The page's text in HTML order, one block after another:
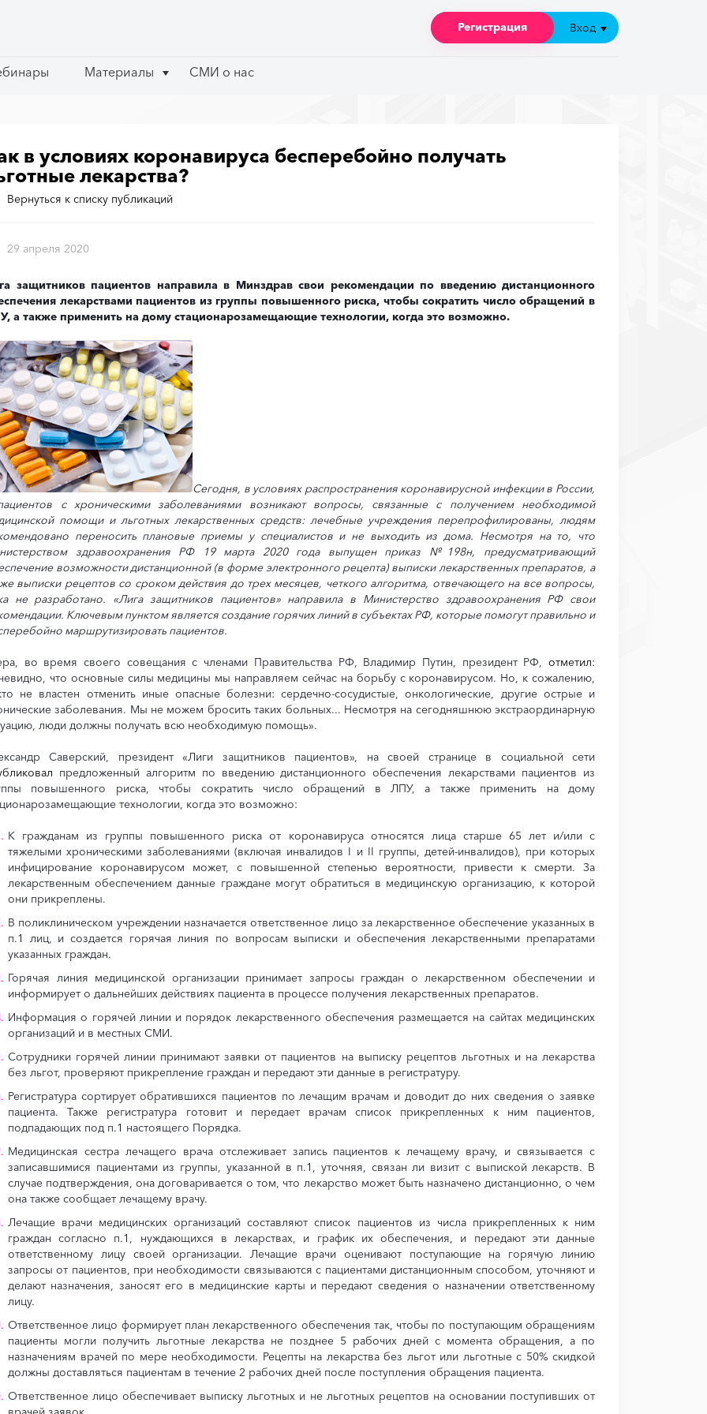
Материалы СМИ о нас
Регистрация Вход
Материалы СМИ о нас
Регистрация Вход
в условиях коронавируса бесперебойно получать
лекарства?
Вернуться к списку публикаций
29 апреля 2020
защитников пациентов направила в Минздрав свои рекомендации по введению дистанционного
лекарствами пациентов из группы повышенного риска, чтобы сократить число обращений в
а также применить на дому стационарозамещающие технологии, когда это возможно.
Сегодня, в условиях распространения коронавирусной инфекции в России,
с хроническими заболеваниями возникают вопросы, связанные с получением необходимой
помощи и льготных лекарственных средств: лечебные учреждения перепрофилированы, людям
переносить плановые приемы у специалистов и не выходить из дома. Несмотря на то, что
здравоохранения РФ 19 марта 2020 года выпущен приказ №198н, предусматривающий
возможности дистанционной (в форме электронного рецепта) выписки лекарственных препаратов, а
выписки рецептов со сроком действия до трех месяцев, четкого алгоритма, отвечающего на все вопросы,
не разработано. «Лига защитников пациентов» направила в Министерство здравоохранения РФ свои
Ключевым пунктом является создание горячих линий в субъектах РФ, которые помогут правильно и
маршрутизировать пациентов.
во время своего совещания с членами Правительства РФ, Владимир Путин, президент РФ, отметил:
что основные силы медицины мы направляем сейчас на борьбу с коронавирусом. Но, к сожалению,
не властен отменить иные опасные болезни: сердечно-сосудистые, онкологические, другие острые и
заболевания. Мы не можем бросить таких больных... Несмотря на сегодняшнюю экстраординарную
люди должны получать всю необходимую помощь».
Саверский, президент «Лиги защитников пациентов», на своей странице в социальной сети
предложенный алгоритм по введению дистанционного обеспечения лекарствами пациентов из
повышенного риска, чтобы сократить число обращений в ЛПУ, а также применить на дому
технологии, когда это возможно:
К гражданам из группы повышенного риска от коронавируса относятся лица старше 65 лет и/или с
тяжелыми хроническими заболеваниями (включая инвалидов I и II группы, детей-инвалидов), при которых
инфицирование коронавирусом может, с повышенной степенью вероятности, привести к смерти. За
лекарственным обеспечением данные граждане могут обратиться в медицинскую организацию, к которой
они прикреплены.
В поликлиническом учреждении назначается ответственное лицо за лекарственное обеспечение указанных в
п.1 лиц, и создается горячая линия по вопросам выписки и обеспечения лекарственными препаратами
указанных граждан.
Горячая линия медицинской организации принимает запросы граждан о лекарственном обеспечении и
информирует о дальнейших действиях пациента в процессе получения лекарственных препаратов.
Информация о горячей линии и порядок лекарственного обеспечения размещается на сайтах медицинских
организаций и в местных СМИ.
Сотрудники горячей линии принимают заявки от пациентов на выписку рецептов льготных и на лекарства
без льгот, проверяют прикрепление граждан и передают эти данные в регистратуру.
Регистратура сортирует обратившихся пациентов по лечащим врачам и доводит до них сведения о заявке
пациента. Также регистратура готовит и передает врачам список прикрепленных к ним пациентов,
подпадающих под п.1 настоящего Порядка.
Медицинская сестра лечащего врача отслеживает запись пациентов к лечащему врачу, и связывается с
записавшимися пациентами из группы, указанной в п.1, уточняя, связан ли визит с выпиской лекарств. В
случае подтверждения, она договаривается о том, что лекарство может быть назначено дистанционно, о чем
она также сообщает лечащему врачу.
Лечащие врачи медицинских организаций составляют список пациентов из числа прикрепленных к ним
граждан согласно п.1, нуждающихся в лекарствах, и график их обеспечения, и передают эти данные
ответственному лицу своей организации. Лечащие врачи оценивают поступающие на горячую линию
запросы от пациентов, при необходимости связываются с пациентами дистанционным способом, уточняют и
делают назначения, заносят его в медицинские карты и передают сведения о назначении ответственному
лицу.
Ответственное лицо формирует план лекарственного обеспечения так, чтобы по поступающим обращениям
пациенты могли получить льготные лекарства не позднее 5 рабочих дней с момента обращения, а по
назначениям врачей по мере необходимости. Рецепты на лекарства без льгот или льготные с 50% скидкой
должны доставляться пациентам в течение 2 рабочих дней после поступления обращения пациента.
Ответственное лицо обеспечивает выписку льготных и не льготных рецептов на основании поступивших от